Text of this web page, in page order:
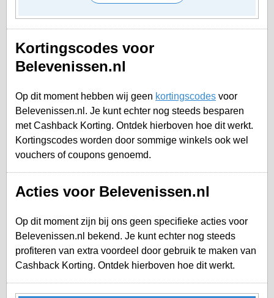
Kortingscodes voor
Belevenissen.nl
Op dit moment hebben wij geen kortingscodes voor
Belevenissen.nl. Je kunt echter nog steeds besparen
met Cashback Korting. Ontdek hierboven hoe dit werkt.
Kortingscodes worden door sommige winkels ook wel
vouchers of coupons genoemd.
Acties voor Belevenissen.nl
Op dit moment zijn bij ons geen specifieke acties voor
Belevenissen.nl bekend. Je kunt echter nog steeds
profiteren van extra voordeel door gebruik te maken van
Cashback Korting. Ontdek hierboven hoe dit werkt.